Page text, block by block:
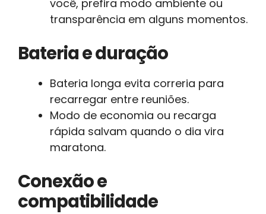
você, prefira modo ambiente ou
transparência em alguns momentos.
Bateria e duração
Bateria longa evita correria para
recarregar entre reuniões.
Modo de economia ou recarga
rápida salvam quando o dia vira
maratona.
Conexão e
compatibilidade